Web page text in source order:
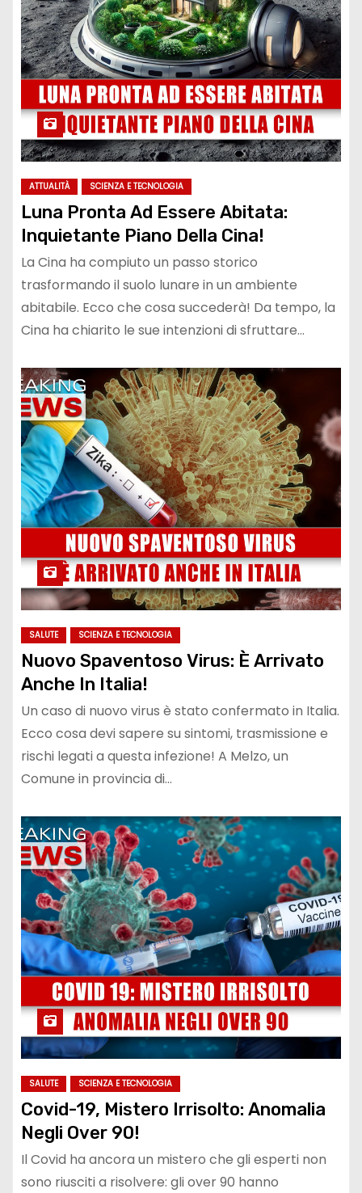
ATTUALITÀ SCIENZA E TECNOLOGIA
Luna Pronta Ad Essere Abitata:
Inquietante Piano Della Cina!
La Cina ha compiuto un passo storico
trasformando il suolo lunare in un ambiente
abitabile. Ecco che cosa succederà! Da tempo, la
Cina ha chiarito le sue intenzioni di sfruttare…
SALUTE SCIENZA E TECNOLOGIA
Nuovo Spaventoso Virus: È Arrivato
Anche In Italia!
Un caso di nuovo virus è stato confermato in Italia.
Ecco cosa devi sapere su sintomi, trasmissione e
rischi legati a questa infezione! A Melzo, un
Comune in provincia di…
SALUTE SCIENZA E TECNOLOGIA
Covid-19, Mistero Irrisolto: Anomalia
Negli Over 90!
Il Covid ha ancora un mistero che gli esperti non
sono riusciti a risolvere: gli over 90 hanno